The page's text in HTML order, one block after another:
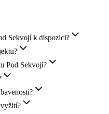
Sekvojí k dispozici?
Pod Sekvojí?